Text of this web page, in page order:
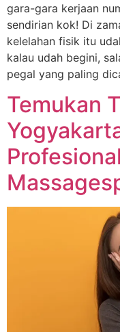
gara-gara kerjaan
sendirian kok! Di
kelelahan fisik itu
kalau udah begini,
pegal yang paling
Temukan